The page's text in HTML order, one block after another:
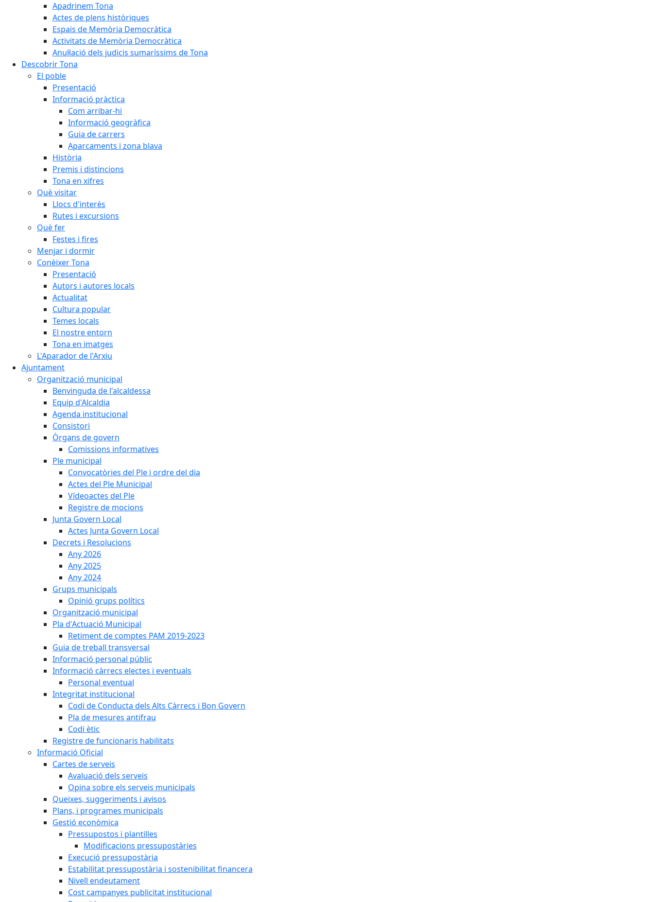
Apadrinem Tona
Actes de plens històriques
Espais de Memòria Democràtica
Activitats de Memòria Democràtica
Anul·lació dels judicis sumaríssims de Tona
Descobrir Tona
El poble
Presentació
Informació pràctica
Com arribar-hi
Informació geogràfica
Guia de carrers
Aparcaments i zona blava
Història
Premis i distincions
Tona en xifres
Què visitar
Llocs d'interès
Rutes i excursions
Què fer
Festes i fires
Menjar i dormir
Conèixer Tona
Presentació
Autors i autores locals
Actualitat
Cultura popular
Temes locals
El nostre entorn
Tona en imatges
L'Aparador de l'Arxiu
Ajuntament
Organització municipal
Benvinguda de l'alcaldessa
Equip d'Alcaldia
Agenda institucional
Consistori
Òrgans de govern
Comissions informatives
Ple municipal
Convocatòries del Ple i ordre del dia
Actes del Ple Municipal
Vídeoactes del Ple
Registre de mocions
Junta Govern Local
Actes Junta Govern Local
Decrets i Resolucions
Any 2026
Any 2025
Any 2024
Grups municipals
Opinió grups polítics
Organització municipal
Pla d'Actuació Municipal
Retiment de comptes PAM 2019-2023
Guia de treball transversal
Informació personal públic
Informació càrrecs electes i eventuals
Personal eventual
Integritat institucional
Codi de Conducta dels Alts Càrrecs i Bon Govern
Pla de mesures antifrau
Codi ètic
Registre de funcionaris habilitats
Informació Oficial
Cartes de serveis
Avaluació dels serveis
Opina sobre els serveis municipals
Queixes, suggeriments i avisos
Plans, i programes municipals
Gestió econòmica
Pressupostos i plantilles
Modificacions pressupostàries
Execució pressupostària
Estabilitat pressupostària i sostenibilitat financera
Nivell endeutament
Cost campanyes publicitat institucional